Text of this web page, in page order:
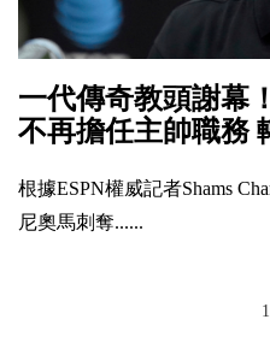
一代傳奇教頭謝幕
不再擔任主帥職務
根據ESPN權威記者Shams
尼奧馬刺奪......
1